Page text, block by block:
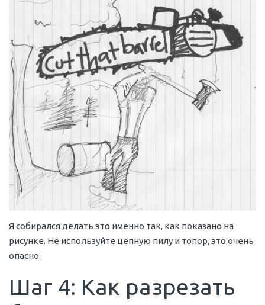
Я собирался делать это именно так, как показано на
рисунке. Не используйте цепную пилу и топор, это очень
опасно.
Шаг 4: Как разрезать